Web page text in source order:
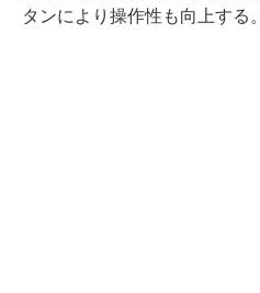
タンにより操作性も向上する。